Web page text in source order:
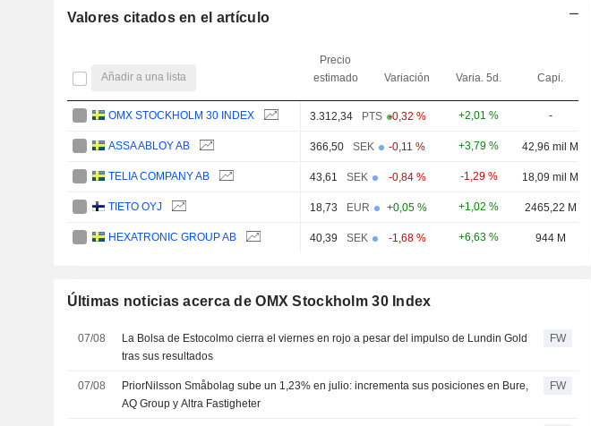
Valores citados en el artículo
Añadir a una lista
Precio
estimado
Variación Varia. 5d. Capi.
OMX STOCKHOLM 30 INDEX 3.312,34 PTS -0,32 % +2,01 % -
ASSA ABLOY AB 366,50 SEK -0,11 % +3,79 % 42,96 mil M
TELIA COMPANY AB 43,61 SEK -0,84 % -1,29 % 18,09 mil M
TIETO OYJ 18,73 EUR +0,05 % +1,02 % 2465,22 M
HEXATRONIC GROUP AB 40,39 SEK -1,68 % +6,63 % 944 M
Últimas noticias acerca de OMX Stockholm 30 Index
07/08
La Bolsa de Estocolmo cierra el viernes en rojo a pesar del impulso de Lundin Gold
tras sus resultados
FW
07/08
PriorNilsson Småbolag sube un 1,23% en julio: incrementa sus posiciones en Bure,
AQ Group y Altra Fastigheter
FW